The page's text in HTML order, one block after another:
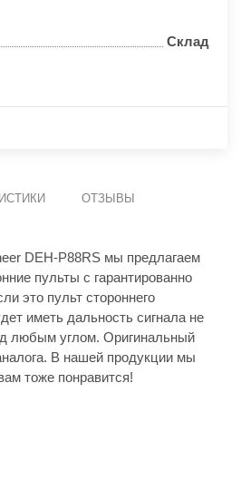
Склад
ОТЗЫВЫ
DEH-P88RS мы предлагаем
пульты с гарантированно
это пульт стороннего
иметь дальность сигнала не
любым углом. Оригинальный
В нашей продукции мы
тоже понравится!